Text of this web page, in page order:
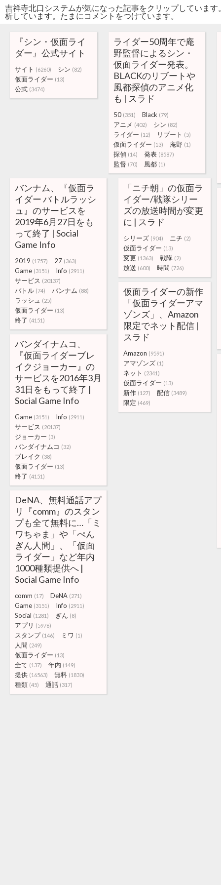
吉祥寺北口システムが気になった記事をクリップしていま
析しています。たまにコメントをつけています。
『シン・仮面ライ
ダー』公式サイト
サイト (6260) シン (82)
仮面ライダー (13)
公式 (3474)
ライダー50周年で庵
野監督によるシン・
仮面ライダー発表。
BLACKのリブートや
風都探偵のアニメ化
も | スラド
50 (351) Black (79)
アニメ (402) シン (82)
ライダー (12) リブート (5)
仮面ライダー (13) 庵野 (1)
探偵 (14) 発表 (8587)
監督 (70) 風都 (1)
バンナム、『仮面ラ
イダー バトルラッシ
ュ』のサービスを
2019年6月27日をも
って終了 | Social
Game Info
2019 (1757) 27 (363)
Game (3151) Info (2911)
サービス (20137)
バトル (74) バンナム (88)
ラッシュ (25)
仮面ライダー (13)
終了 (4151)
「ニチ朝」の仮面ラ
イダー/戦隊シリー
ズの放送時間が変更
に | スラド
シリーズ (904) ニチ (2)
仮面ライダー (13)
変更 (1363) 戦隊 (2)
放送 (600) 時間 (726)
仮面ライダーの新作
「仮面ライダーアマ
ゾンズ」、Amazon
限定でネット配信 |
スラド
Amazon (9591)
アマゾンズ (1)
ネット (2341)
仮面ライダー (13)
新作 (127) 配信 (3489)
限定 (469)
バンダイナムコ、
『仮面ライダーブレ
イクジョーカー』の
サービスを2016年3月
31日をもって終了 |
Social Game Info
Game (3151) Info (2911)
サービス (20137)
ジョーカー (3)
バンダイナムコ (32)
ブレイク (38)
仮面ライダー (13)
終了 (4151)
DeNA、無料通話アプ
リ『comm』のスタン
プも全て無料に…「ミ
ワちゃま」や「ぺん
ぎん人間」、「仮面
ライダー」など年内
1000種類提供へ |
Social Game Info
comm (17) DeNA (271)
Game (3151) Info (2911)
Social (1281) ぎん (8)
アプリ (5976)
スタンプ (146) ミワ (1)
人間 (249)
仮面ライダー (13)
全て (137) 年内 (149)
提供 (16563) 無料 (1830)
種類 (45) 通話 (317)